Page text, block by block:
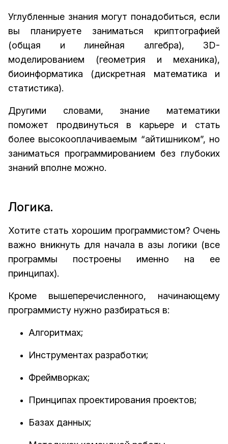
Углубленные знания могут понадобиться, если
вы планируете заниматься криптографией
(общая и линейная алгебра), 3D-
моделированием (геометрия и механика),
биоинформатика (дискретная математика и
статистика).
Другими словами, знание математики
поможет продвинуться в карьере и стать
более высокооплачиваемым “айтишником”, но
заниматься программированием без глубоких
знаний вполне можно.
Логика.
Хотите стать хорошим программистом? Очень
важно вникнуть для начала в азы логики (все
программы построены именно на ее
принципах).
Кроме вышеперечисленного, начинающему
программисту нужно разбираться в:
Алгоритмах;
Инструментах разработки;
Фреймворках;
Принципах проектирования проектов;
Базах данных;